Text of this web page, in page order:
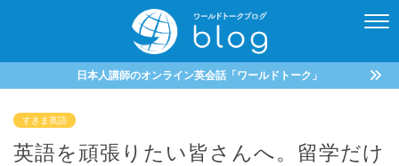
日本人講師のオンライン英会話「ワールドトーク」
すきま英語
英語を頑張りたい皆さんへ。留学だけ